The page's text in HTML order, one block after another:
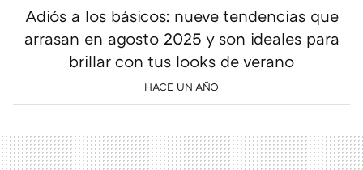
Adiós a los básicos: nueve tendencias que
arrasan en agosto 2025 y son ideales para
brillar con tus looks de verano
HACE UN AÑO